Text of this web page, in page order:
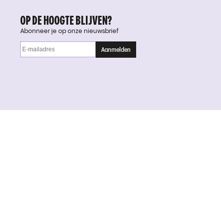
OP DE HOOGTE BLIJVEN?
Abonneer je op onze nieuwsbrief